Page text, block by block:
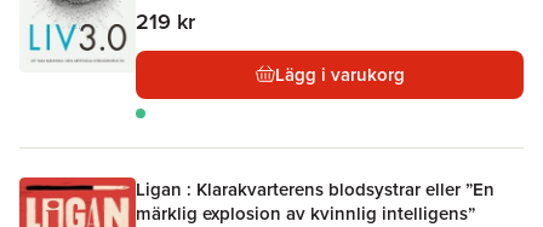
219 kr
Lägg i varukorg
Ligan : Klarakvarterens blodsystrar eller ”En
märklig explosion av kvinnlig intelligens”